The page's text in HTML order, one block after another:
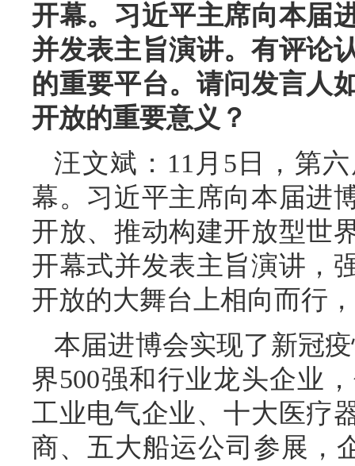
开幕。习近平主席向本届
并发表主旨演讲。有评论
的重要平台。请问发言人
开放的重要意义？
汪文斌：11月5日，第
幕。习近平主席向本届进
开放、推动构建开放型世
开幕式并发表主旨演讲，
开放的大舞台上相向而行
本届进博会实现了新冠
界500强和行业龙头企业
工业电气企业、十大医疗
商、五大船运公司参展，